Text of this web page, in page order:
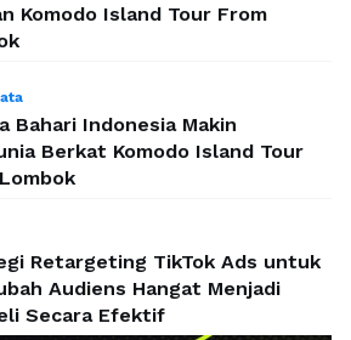
Komodo Island Tour From
Bahari Indonesia Makin
Berkat Komodo Island Tour
Retargeting TikTok Ads untuk
Audiens Hangat Menjadi
Secara Efektif